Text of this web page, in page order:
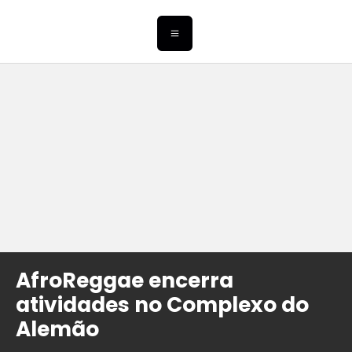
AfroReggae encerra
atividades no Complexo do
Alemão